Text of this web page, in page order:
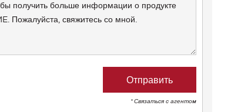
* Связаться с агентом